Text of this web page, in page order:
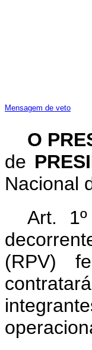
Mensagem de veto
O
de
Nacional
Art.
(RPV)